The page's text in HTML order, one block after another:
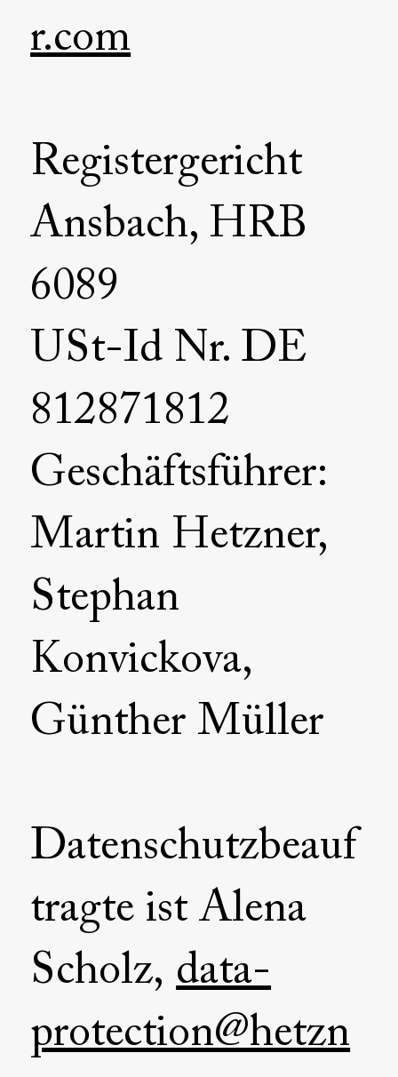
r.com
Registergericht
Ansbach, HRB
6089
USt-Id Nr. DE
812871812
Geschäftsführer:
Martin Hetzner,
Stephan
Konvickova,
Günther Müller
Datenschutzbeauf
tragte ist Alena
Scholz, data-
protection@hetzn